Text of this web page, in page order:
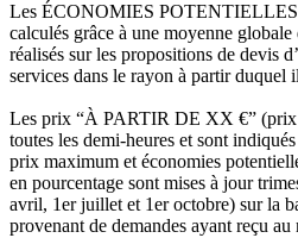
Les ÉCONOMIES
calculés grâce à une moyenne
réalisés sur les propositions de devis
services dans le rayon à partir duquel
Les prix “À PARTIR DE XX €” (prix
toutes les demi-heures et sont
prix maximum et économies
en pourcentage sont mises à jour
avril, 1er juillet et 1er octobre) sur la
provenant de demandes ayant reçu